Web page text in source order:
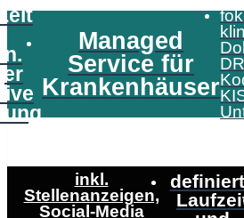
Managed
Service für
Krankenhäuser
inkl.
Stellenanzeigen,
Social-Media